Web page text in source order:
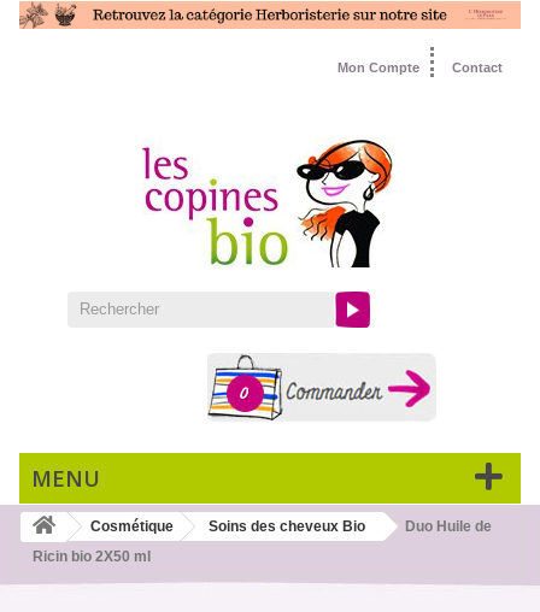
Contact
Mon Compte
0
MENU
Cosmétique Soins des cheveux Bio
Duo Huile de
Ricin bio 2X50 ml